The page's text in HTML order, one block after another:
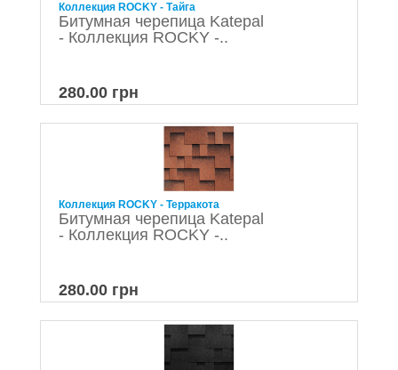
Коллекция ROCKY - Тайга
Битумная черепица Katepal
- Коллекция ROCKY -..
280.00 грн
Коллекция ROCKY - Терракота
Битумная черепица Katepal
- Коллекция ROCKY -..
280.00 грн